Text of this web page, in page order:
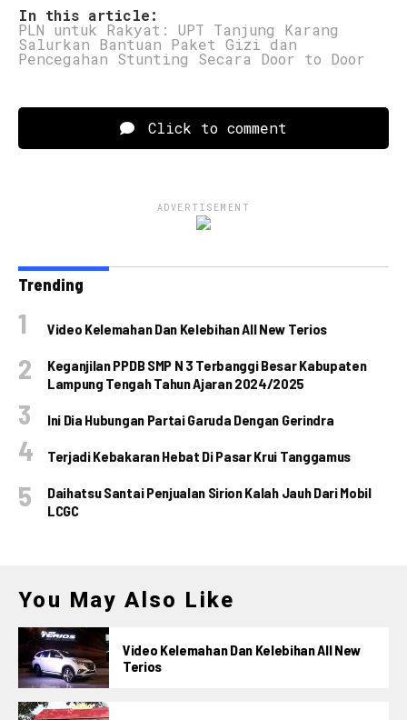
In this article:
PLN untuk Rakyat: UPT Tanjung Karang
Salurkan Bantuan Paket Gizi dan
Pencegahan Stunting Secara Door to Door
Click to comment
ADVERTISEMENT
Trending
Video Kelemahan Dan Kelebihan All New Terios
Keganjilan PPDB SMP N 3 Terbanggi Besar Kabupaten
Lampung Tengah Tahun Ajaran 2024/2025
Ini Dia Hubungan Partai Garuda Dengan Gerindra
Terjadi Kebakaran Hebat Di Pasar Krui Tanggamus
Daihatsu Santai Penjualan Sirion Kalah Jauh Dari Mobil
LCGC
You May Also Like
Video Kelemahan Dan Kelebihan All New
Terios